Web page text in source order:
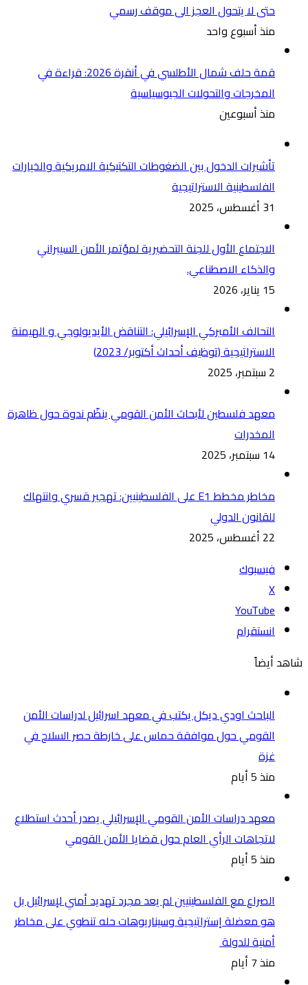
حتى لا يتحول العجز الى موقف رسمي
منذ أسبوع واحد
قمة حلف شمال الأطلسي في أنقرة 2026: قراءة في
المخرجات والتحولات الجيوسياسية
منذ أسبوعين
تأشيرات الدخول بين الضغوطات التكتيكية الامريكية والخيارات
الفلسطينية الاستراتيجية
31 أغسطس، 2025
الاجتماع الأول للجنة التحضيرية لمؤتمر الأمن السيبراني
والذكاء الاصطناعي.
15 يناير، 2026
التحالف الأميركي الإسرائيلي: التناقض الأيديولوجي و الهيمنة
الاستراتيجية (توظيف أحداث أكتوبر/ 2023)
2 سبتمبر، 2025
معهد فلسطين لأبحاث الأمن القومي ينظّم ندوة حول ظاهرة
المخدرات
14 سبتمبر، 2025
مخاطر مخطط E1 على الفلسطينيين: تهجير قسري وانتهاك
للقانون الدولي
22 أغسطس، 2025
فيسبوك
‫X
‫YouTube
انستقرام
شاهد أيضاً
الباحث اودي ديكل يكتب في معهد اسرائيل لدراسات الأمن
القومي حول موافقة حماس على خارطة حصر السلاح في
غزة
منذ 5 أيام
معهد دراسات الأمن القومي الإسرائيلي يصدر أحدث استطلاع
لاتجاهات الرأي العام حول قضايا الأمن القومي
منذ 5 أيام
الصراع مع الفلسطينيين لم يعد مجرد تهديد أمني لإسرائيل بل
هو معضلة إستراتيجية وسيناريوهات حله تنطوي على مخاطر
أمنية للدولة
منذ 7 أيام